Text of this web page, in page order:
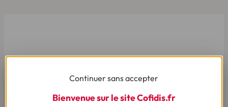
Continuer sans accepter
Bienvenue sur le site Cofidis.fr